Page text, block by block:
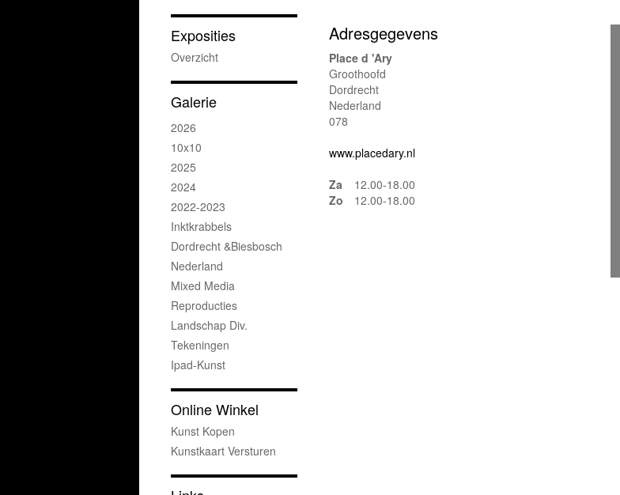
Adresgegevens
Place d 'Ary
Groothoofd
Dordrecht
Nederland
078
www.placedary.nl
Za
12.00-18.00
Zo
12.00-18.00
Exposities
Overzicht
Galerie
2026
10x10
2025
2024
2022-2023
Inktkrabbels
Dordrecht &Biesbosch
Nederland
Mixed Media
Reproducties
Landschap Div.
Tekeningen
Ipad-Kunst
Online Winkel
Kunst Kopen
Kunstkaart Versturen